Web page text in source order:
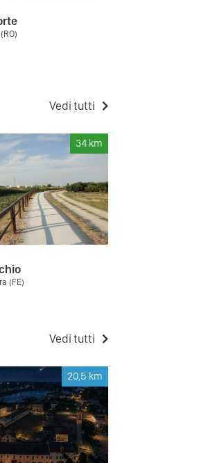
Vedi tutti
34 km
(FE)
Vedi tutti
20,5 km